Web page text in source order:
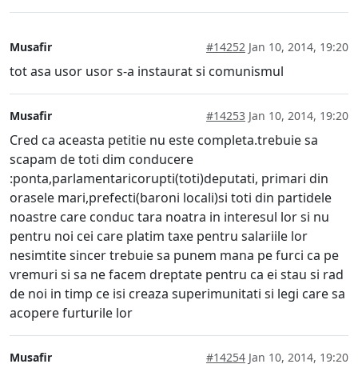
Musafir #14252 Jan 10, 2014, 19:20
tot asa usor usor s-a instaurat si comunismul
Musafir #14253 Jan 10, 2014, 19:20
Cred ca aceasta petitie nu este completa.trebuie sa
scapam de toti dim conducere
:ponta,parlamentaricorupti(toti)deputati, primari din
orasele mari,prefecti(baroni locali)si toti din partidele
noastre care conduc tara noatra in interesul lor si nu
pentru noi cei care platim taxe pentru salariile lor
nesimtite sincer trebuie sa punem mana pe furci ca pe
vremuri si sa ne facem dreptate pentru ca ei stau si rad
de noi in timp ce isi creaza superimunitati si legi care sa
acopere furturile lor
Musafir #14254 Jan 10, 2014, 19:20